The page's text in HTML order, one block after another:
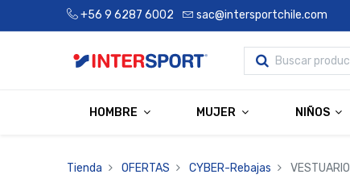
+56 9 6287 6002 sac@intersportchile.com
HOMBRE MUJER NIÑOS
Tienda OFERTAS CYBER-Rebajas VESTUARIO